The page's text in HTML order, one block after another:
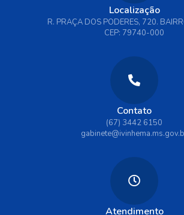
Localização
R. PRAÇA DOS PODERES, 720.
CEP: 79740-000
Contato
(67) 3442 6150
Atendimento